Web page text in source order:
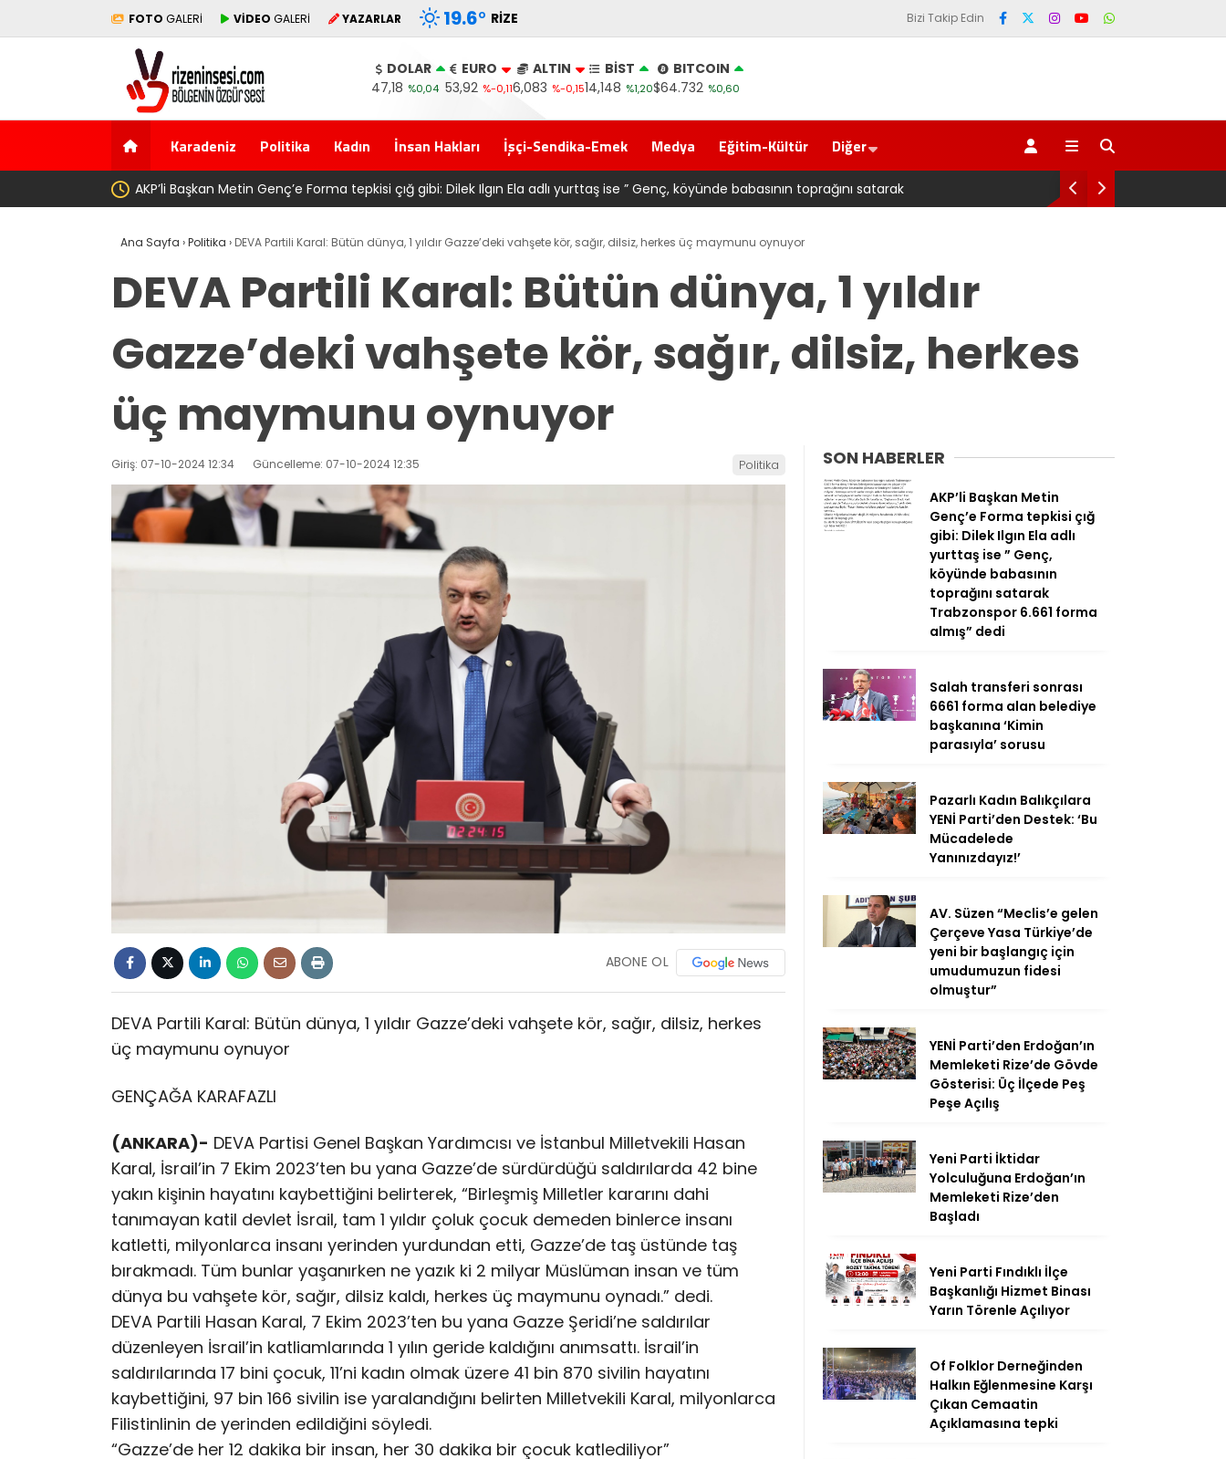
FOTO GALERİ VİDEO GALERİ YAZARLAR 19.6° RIZE Bizi Takip Edin
DOLAR
47,18 %0,04
EURO
53,92 %-0,11
ALTIN
6,083 %-0,15
BİST
14,148 %1,20
BITCOIN
$64.732 %0,60
Karadeniz Politika Kadın İnsan Hakları İşçi-Sendika-Emek Medya Eğitim-Kültür Diğer
toprağını satarak Salah transferi sonrası 6661 forma alan belediye başkanına ‘Kimin parasıyla’ sorusu Pazarlı Kadın Balıkçılara
Ana Sayfa ›Politika › DEVA Partili Karal: Bütün dünya, 1 yıldır Gazze’deki vahşete kör, sağır, dilsiz, herkes üç maymunu oynuyor
DEVA Partili Karal: Bütün dünya, 1 yıldır
Gazze’deki vahşete kör, sağır, dilsiz, herkes
üç maymunu oynuyor
Giriş: 07-10-2024 12:34 Güncelleme: 07-10-2024 12:35 Politika
ABONE OL
DEVA Partili Karal: Bütün dünya, 1 yıldır Gazze’deki vahşete kör, sağır, dilsiz, herkes
üç maymunu oynuyor
GENÇAĞA KARAFAZLI
(ANKARA)- DEVA Partisi Genel Başkan Yardımcısı ve İstanbul Milletvekili Hasan
Karal, İsrail’in 7 Ekim 2023’ten bu yana Gazze’de sürdürdüğü saldırılarda 42 bine
yakın kişinin hayatını kaybettiğini belirterek, “Birleşmiş Milletler kararını dahi
tanımayan katil devlet İsrail, tam 1 yıldır çoluk çocuk demeden binlerce insanı
katletti, milyonlarca insanı yerinden yurdundan etti, Gazze’de taş üstünde taş
bırakmadı. Tüm bunlar yaşanırken ne yazık ki 2 milyar Müslüman insan ve tüm
dünya bu vahşete kör, sağır, dilsiz kaldı, herkes üç maymunu oynadı.” dedi.
DEVA Partili Hasan Karal, 7 Ekim 2023’ten bu yana Gazze Şeridi’ne saldırılar
düzenleyen İsrail’in katliamlarında 1 yılın geride kaldığını anımsattı. İsrail’in
saldırılarında 17 bini çocuk, 11’ni kadın olmak üzere 41 bin 870 sivilin hayatını
kaybettiğini, 97 bin 166 sivilin ise yaralandığını belirten Milletvekili Karal, milyonlarca
Filistinlinin de yerinden edildiğini söyledi.
“Gazze’de her 12 dakika bir insan, her 30 dakika bir çocuk katlediliyor”
SON HABERLER
AKP’li Başkan Metin
Genç’e Forma tepkisi çığ
gibi: Dilek Ilgın Ela adlı
yurttaş ise ” Genç,
köyünde babasının
toprağını satarak
Trabzonspor 6.661 forma
almış” dedi
Salah transferi sonrası
6661 forma alan belediye
başkanına ‘Kimin
parasıyla’ sorusu
Pazarlı Kadın Balıkçılara
YENİ Parti’den Destek: ‘Bu
Mücadelede
Yanınızdayız!’
AV. Süzen “Meclis’e gelen
Çerçeve Yasa Türkiye’de
yeni bir başlangıç için
umudumuzun fidesi
olmuştur”
YENİ Parti’den Erdoğan’ın
Memleketi Rize’de Gövde
Gösterisi: Üç İlçede Peş
Peşe Açılış
Yeni Parti İktidar
Yolculuğuna Erdoğan’ın
Memleketi Rize’den
Başladı
Yeni Parti Fındıklı İlçe
Başkanlığı Hizmet Binası
Yarın Törenle Açılıyor
Of Folklor Derneğinden
Halkın Eğlenmesine Karşı
Çıkan Cemaatin
Açıklamasına tepki